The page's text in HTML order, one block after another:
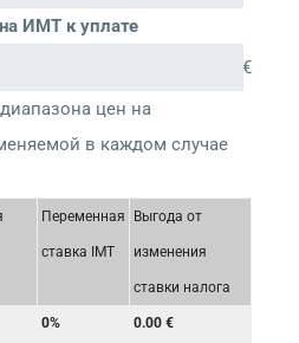
ИМТ к уплате
€
цен на
в каждом случае
Переменная
ставка IMT
Выгода от
изменения
ставки налога
0% 0.00 €